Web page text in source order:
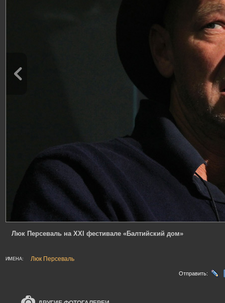
Люк Персеваль на XXI фестивале «Балтийский дом»
ИМЕНА: Люк Персеваль
Отправить: